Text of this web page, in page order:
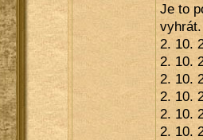
Je to
vyhrát.
2. 10.
2. 10.
2. 10.
2. 10.
2. 10.
2. 10.